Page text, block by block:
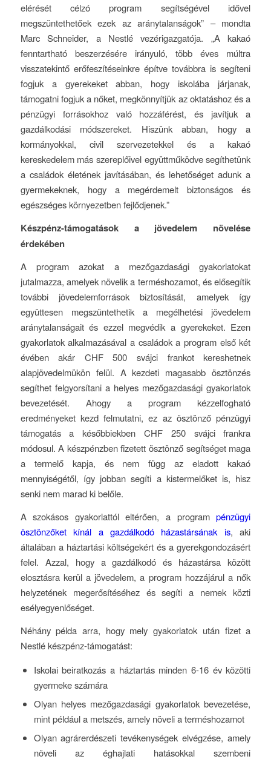
elérését célzó program segítségével idővel
megszüntethetőek ezek az aránytalanságok” – mondta
Marc Schneider, a Nestlé vezérigazgatója. „A kakaó
fenntartható beszerzésére irányuló, több éves múltra
visszatekintő erőfeszítéseinkre építve továbbra is segíteni
fogjuk a gyerekeket abban, hogy iskolába járjanak,
támogatni fogjuk a nőket, megkönnyítjük az oktatáshoz és a
pénzügyi forrásokhoz való hozzáférést, és javítjuk a
gazdálkodási módszereket. Hiszünk abban, hogy a
kormányokkal, civil szervezetekkel és a kakaó
kereskedelem más szereplőivel együttműködve segíthetünk
a családok életének javításában, és lehetőséget adunk a
gyermekeknek, hogy a megérdemelt biztonságos és
egészséges környezetben fejlődjenek.”
Készpénz-támogatások a jövedelem növelése
érdekében
A program azokat a mezőgazdasági gyakorlatokat
jutalmazza, amelyek növelik a terméshozamot, és elősegítik
további jövedelemforrások biztosítását, amelyek így
együttesen megszüntethetik a megélhetési jövedelem
aránytalanságait és ezzel megvédik a gyerekeket. Ezen
gyakorlatok alkalmazásával a családok a program első két
évében akár CHF 500 svájci frankot kereshetnek
alapjövedelmükön felül. A kezdeti magasabb ösztönzés
segíthet felgyorsítani a helyes mezőgazdasági gyakorlatok
bevezetését. Ahogy a program kézzelfogható
eredményeket kezd felmutatni, ez az ösztönző pénzügyi
támogatás a későbbiekben CHF 250 svájci frankra
módosul. A készpénzben fizetett ösztönző segítséget maga
a termelő kapja, és nem függ az eladott kakaó
mennyiségétől, így jobban segíti a kistermelőket is, hisz
senki nem marad ki belőle.
A szokásos gyakorlattól eltérően, a programpénzügyi
ösztönzőket kínál a gazdálkodó házastársának is, aki
általában a háztartási költségekért és a gyerekgondozásért
felel. Azzal, hogy a gazdálkodó és házastársa között
elosztásra kerül a jövedelem, a program hozzájárul a nők
helyzetének megerősítéséhez és segíti a nemek közti
esélyegyenlőséget.
Néhány példa arra, hogy mely gyakorlatok után fizet a
Nestlé készpénz-támogatást:
Iskolai beiratkozás a háztartás minden 6-16 év közötti
gyermeke számára
Olyan helyes mezőgazdasági gyakorlatok bevezetése,
mint például a metszés, amely növeli a terméshozamot
Olyan agrárerdészeti tevékenységek elvégzése, amely
növeli az éghajlati hatásokkal szembeni